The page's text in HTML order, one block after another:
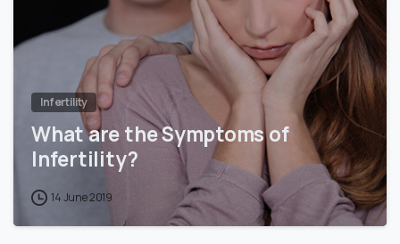
Infertility
What are the Symptoms of
Infertility?
14 June 2019